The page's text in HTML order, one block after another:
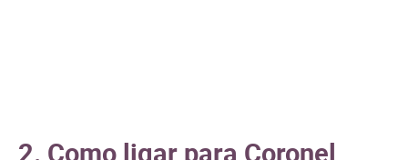
2. Como ligar para Coronel